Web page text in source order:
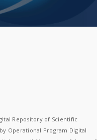
Repository of Scientific
Operational Program Digital